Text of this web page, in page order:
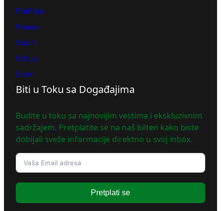
Politika
Posao
Sport
Srbija
Svet
Biti u Toku sa Događajima
Budite u toku sa najnovijim vestima i ekskluzivnim
sadržajem. Pretplatite se na naš bilten kako biste
dobijali sveže informacije direktno u svoj inbox.
Pretplati se